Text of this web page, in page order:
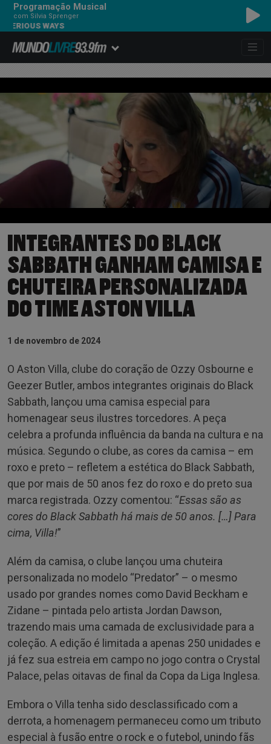
Programação Musical
com Silvia Sprenger
INTEGRANTES DO BLACK
SABBATH GANHAM CAMISA E
CHUTEIRA PERSONALIZADA
DO TIME ASTON VILLA
1 de novembro de 2024
O Aston Villa, clube do coração de Ozzy Osbourne e
Geezer Butler, ambos integrantes originais do Black
Sabbath, lançou uma camisa especial para
homenagear seus ilustres torcedores. A peça
celebra a profunda influência da banda na cultura e na
música. Segundo o clube, as cores da camisa – em
roxo e preto – refletem a estética do Black Sabbath,
que por mais de 50 anos fez do roxo e do preto sua
marca registrada. Ozzy comentou: “Essas são as
cores do Black Sabbath há mais de 50 anos. […] Para
cima, Villa!”
Além da camisa, o clube lançou uma chuteira
personalizada no modelo “Predator” – o mesmo
usado por grandes nomes como David Beckham e
Zidane – pintada pelo artista Jordan Dawson,
trazendo mais uma camada de exclusividade para a
coleção. A edição é limitada a apenas 250 unidades e
já fez sua estreia em campo no jogo contra o Crystal
Palace, pelas oitavas de final da Copa da Liga Inglesa.
Embora o Villa tenha sido desclassificado com a
derrota, a homenagem permaneceu como um tributo
especial à fusão entre o rock e o futebol, unindo fãs